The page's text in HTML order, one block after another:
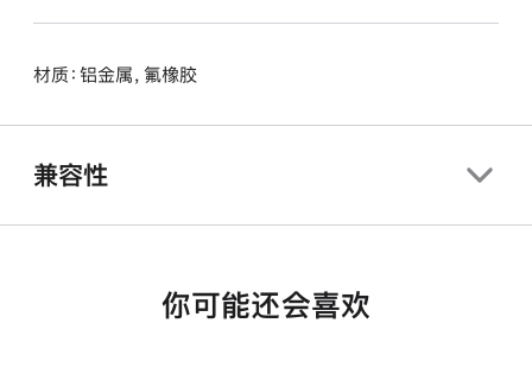
材质：铝金属，氟橡胶
兼容性
你可能还会喜欢